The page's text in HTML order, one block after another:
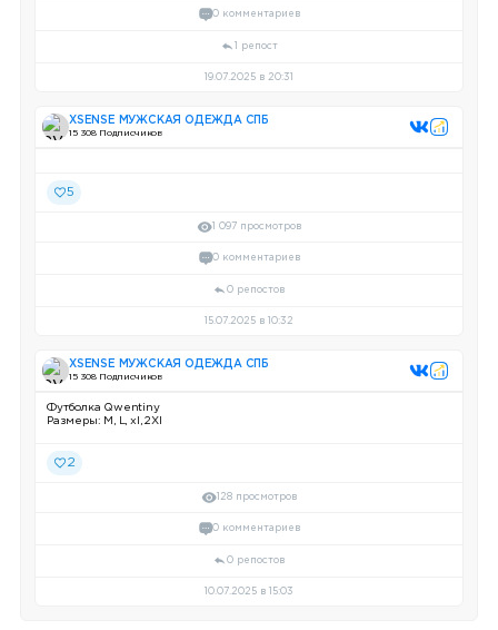
0 комментариев
1 репост
19.07.2025 в 20:31
XSENSE МУЖСКАЯ ОДЕЖДА СПБ
15 308 Подписчиков
5
1 097 просмотров
0 комментариев
0 репостов
15.07.2025 в 10:32
XSENSE МУЖСКАЯ ОДЕЖДА СПБ
15 308 Подписчиков
Футболка Qwentiny
Размеры: М, L, xl, 2Xl
2
128 просмотров
0 комментариев
0 репостов
10.07.2025 в 15:03